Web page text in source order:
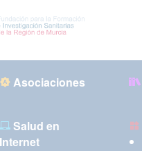
Asociaciones
Salud en
Internet